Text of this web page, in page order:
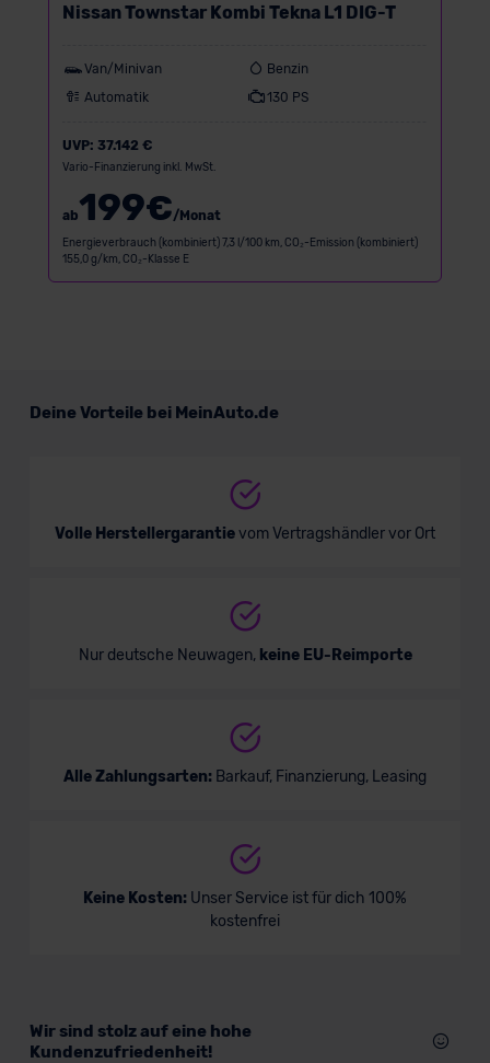
Nissan Townstar Kombi Tekna L1 DIG-T
Van/Minivan
Benzin
Automatik
130 PS
UVP: 37.142 €
Vario-Finanzierung inkl. MwSt.
ab199€/Monat
Energieverbrauch (kombiniert) 7,3 l/100 km, CO₂-Emission (kombiniert)
155,0 g/km, CO₂-Klasse E
Deine Vorteile bei MeinAuto.de
Volle Herstellergarantievom Vertragshändler vor Ort
Nur deutsche Neuwagen, keine EU-Reimporte
Alle Zahlungsarten: Barkauf, Finanzierung, Leasing
Keine Kosten: Unser Service ist für dich 100%
kostenfrei
Wir sind stolz auf eine hohe
Kundenzufriedenheit!